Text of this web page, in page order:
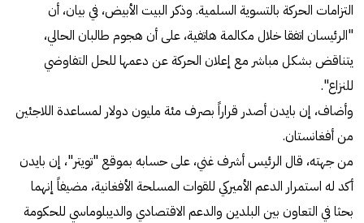
التزامات الحركة بالتسوية السلمية. وذكر البيت الأبيض، في بيان، أن
"الرئيسان اتفقا خلال مكالمة هاتفية، على أن هجوم طالبان الحالي،
يتناقض بشكل مباشر مع إعلان الحركة عن دعمها للحل التفاوضي
للنزاع".
وأضاف، إن بايدن أصدر قراراً بصرف مئة مليون دولار لمساعدة اللاجئين
من أفغانستان.
من جهته، قال الرئيس أشرف غني، على حسابه بموقع "تويتر"، إن بايدن
أكد له استمرار الدعم الأميركي للقوات المسلحة الأفغانية، مضيفاً إنهما
بحثا في التعاون بين البلدين والدعم الاقتصادي والديبلوماسي للحكومة